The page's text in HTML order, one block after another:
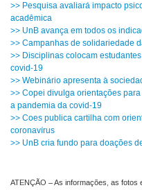
>> Pesquisa avaliará impacto
acadêmica
>> UnB avança em todos os
>> Campanhas de solidariedade
>> Disciplinas colocam
covid-19
>> Webinário apresenta à
>> Copei divulga orientações
a pandemia da covid-19
>> Coes publica cartilha com
coronavírus
>> UnB cria fundo para doações
ATENÇÃO – As informações, as